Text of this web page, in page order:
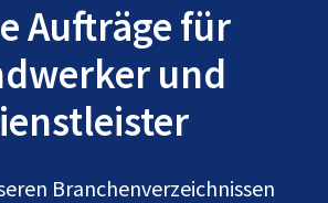
Aufträge für
und
Branchenverzeichnissen